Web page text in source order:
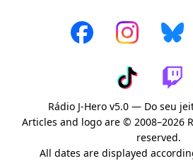
Rádio J-Hero v5.0 — Do seu
Articles and logo are © 2008–2026
reserved.
All dates are displayed